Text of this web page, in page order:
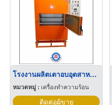
โรงงานผลิตเตาอบอุตสาหกรรม
หมวดหมู่ : เครื่องทำความร้อน
ติดต่อผู้ขาย